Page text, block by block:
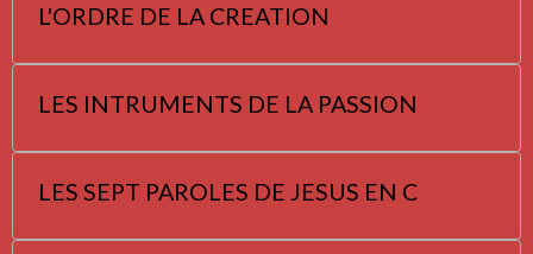
L'ORDRE DE LA CREATION
LES INTRUMENTS DE LA PASSION
LES SEPT PAROLES DE JESUS EN C